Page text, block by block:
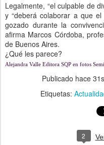
Legalmente, “el culpable de
y “deberá colaborar a que
gozado durante la
afirma Marcos Córdoba,
de Buenos Aires.
¿Qué les parece?
Alejandra Valle Editora SQP en fotos
Publicado hace
Etiquetas:
2